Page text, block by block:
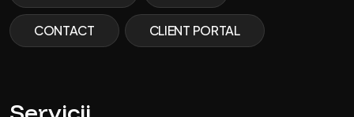
CONTACT CLIENT PORTAL